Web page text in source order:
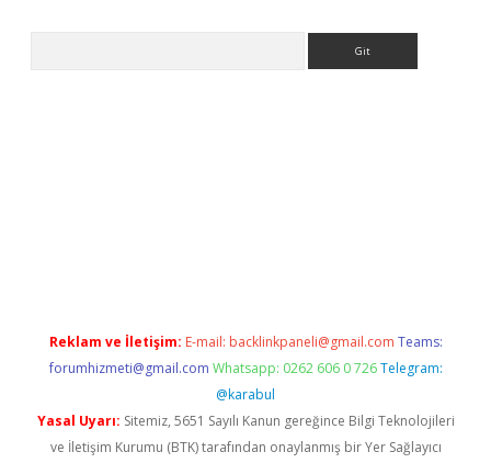
Reklam ve İletişim: E-mail: backlinkpaneli@gmail.com Teams:
forumhizmeti@gmail.com Whatsapp: 0262 606 0 726 Telegram:
@karabul
Yasal Uyarı: Sitemiz, 5651 Sayılı Kanun gereğince Bilgi Teknolojileri
ve İletişim Kurumu (BTK) tarafından onaylanmış bir Yer Sağlayıcı